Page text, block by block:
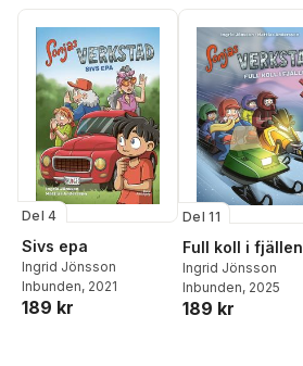
Del 4
Sivs epa
Ingrid Jönsson
Inbunden, 2021
189 kr
Del 11
Full koll i fjällen
Ingrid Jönsson
Inbunden, 2025
189 kr